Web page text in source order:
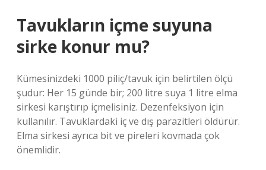
Tavukların içme suyuna
sirke konur mu?
Kümesinizdeki 1000 piliç/tavuk için belirtilen ölçü
şudur: Her 15 günde bir; 200 litre suya 1 litre elma
sirkesi karıştırıp içmelisiniz. Dezenfeksiyon için
kullanılır. Tavuklardaki iç ve dış parazitleri öldürür.
Elma sirkesi ayrıca bit ve pireleri kovmada çok
önemlidir.